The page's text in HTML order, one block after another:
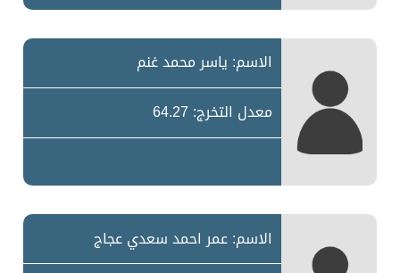
الاسم: ياسر محمد غنم
معدل التخرج: 64.27
الاسم: عمر احمد سعدي عجاج